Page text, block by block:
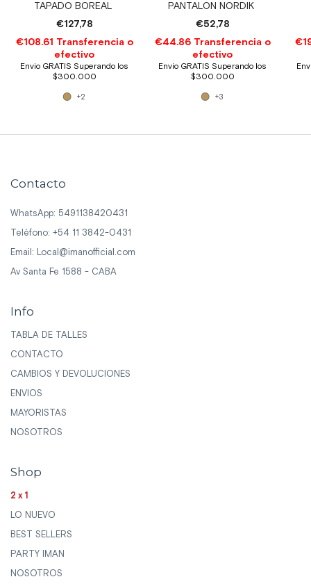
TAPADO BOREAL
€127,78
+2
PANTALON NORDIK
€52,78
+3
Contacto
WhatsApp: 5491138420431
Teléfono: +54 11 3842-0431
Email: Local@imanofficial.com
Av Santa Fe 1588 - CABA
Info
TABLA DE TALLES
CONTACTO
CAMBIOS Y DEVOLUCIONES
ENVIOS
MAYORISTAS
NOSOTROS
Shop
2x1
LO NUEVO
BEST SELLERS
PARTY IMAN
NOSOTROS